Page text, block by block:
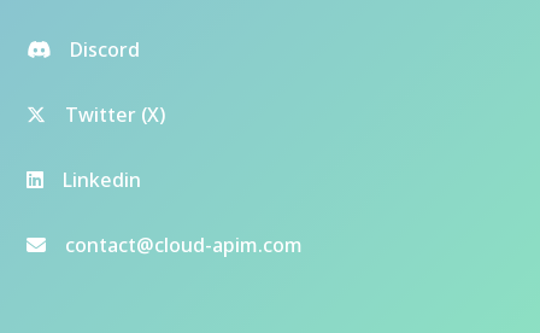
Discord
Twitter (X)
Linkedin
contact@cloud-apim.com